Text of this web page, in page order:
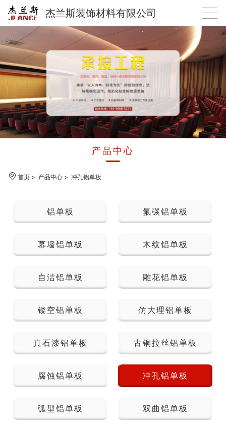
杰兰斯装饰材料有限公司
产品中心
首页 > 产品中心 > 冲孔铝单板
铝单板 氟碳铝单板
幕墙铝单板 木纹铝单板
自洁铝单板 雕花铝单板
镂空铝单板 仿大理铝单板
真石漆铝单板 古铜拉丝铝单板
腐蚀铝单板 冲孔铝单板
弧型铝单板 双曲铝单板